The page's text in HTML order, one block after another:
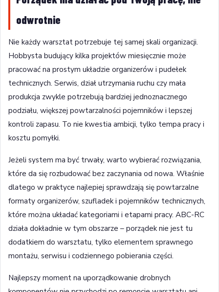
odwrotnie
Nie każdy warsztat potrzebuje tej samej skali organizacji.
Hobbysta budujący kilka projektów miesięcznie może
pracować na prostym układzie organizerów i pudełek
technicznych. Serwis, dział utrzymania ruchu czy mała
produkcja zwykle potrzebują bardziej jednoznacznego
podziału, większej powtarzalności pojemników i lepszej
kontroli zapasu. To nie kwestia ambicji, tylko tempa pracy i
kosztu pomyłki.
Jeżeli system ma być trwały, warto wybierać rozwiązania,
które da się rozbudować bez zaczynania od nowa. Właśnie
dlatego w praktyce najlepiej sprawdzają się powtarzalne
formaty organizerów, szufladek i pojemników technicznych,
które można układać kategoriami i etapami pracy. ABC-RC
działa dokładnie w tym obszarze – porządek nie jest tu
dodatkiem do warsztatu, tylko elementem sprawnego
montażu, serwisu i codziennego pobierania części.
Najlepszy moment na uporządkowanie drobnych